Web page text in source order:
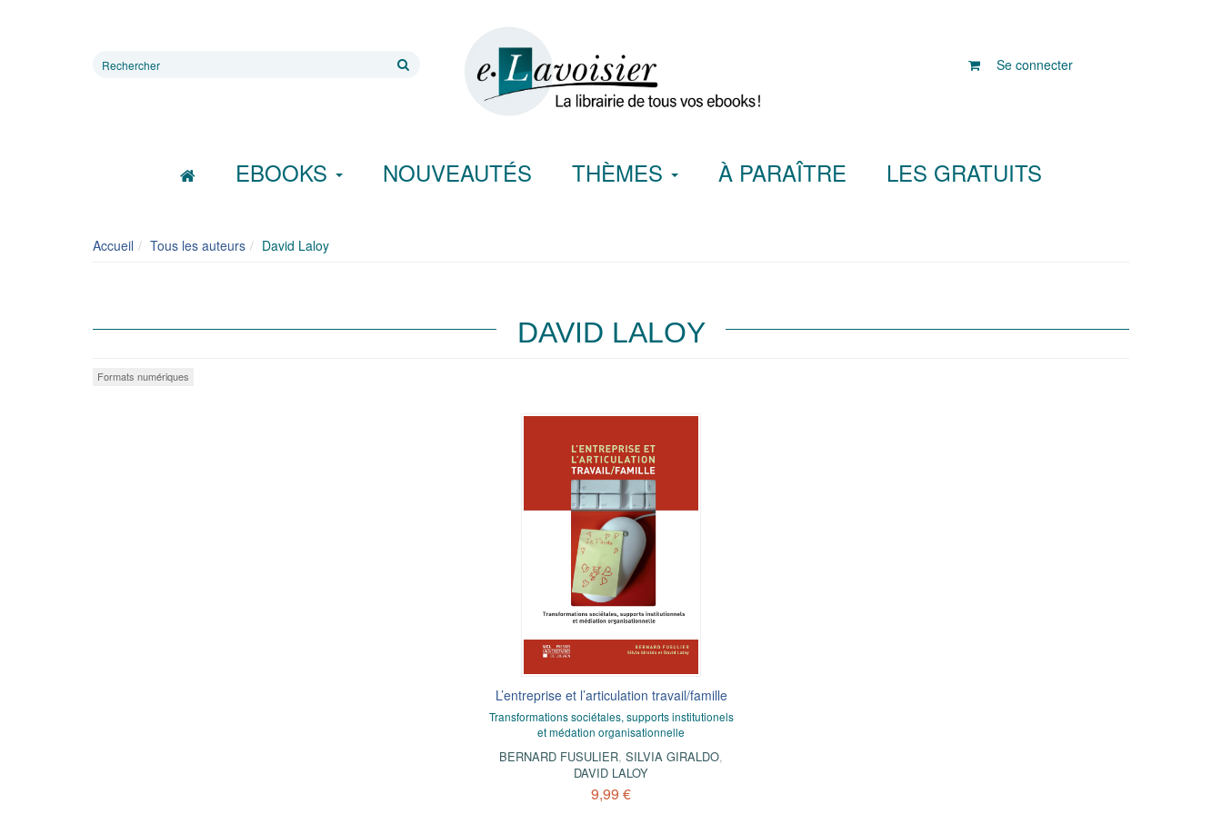
Rechercher
Se connecter
EBOOKS NOUVEAUTÉS THÈMES À PARAÎTRE LES GRATUITS
Accueil Tous les auteurs David Laloy
DAVID LALOY
Formats numériques
L’entreprise et l’articulation travail/famille
Transformations sociétales, supports institutionels
et médation organisationnelle
BERNARD FUSULIER, SILVIA GIRALDO,
DAVID LALOY
9,99 €